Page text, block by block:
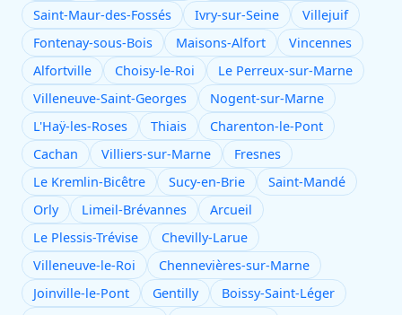
Saint-Maur-des-Fossés
Ivry-sur-Seine
Villejuif
Fontenay-sous-Bois
Maisons-Alfort
Vincennes
Alfortville
Choisy-le-Roi
Le Perreux-sur-Marne
Villeneuve-Saint-Georges
Nogent-sur-Marne
L'Haÿ-les-Roses
Thiais
Charenton-le-Pont
Cachan
Villiers-sur-Marne
Fresnes
Le Kremlin-Bicêtre
Sucy-en-Brie
Saint-Mandé
Orly
Limeil-Brévannes
Arcueil
Le Plessis-Trévise
Chevilly-Larue
Villeneuve-le-Roi
Chennevières-sur-Marne
Joinville-le-Pont
Gentilly
Boissy-Saint-Léger